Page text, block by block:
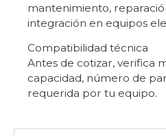
mantenimiento,
integración en equipos
Compatibilidad técnica
Antes de cotizar, verifica
capacidad, número de
requerida por tu equipo.